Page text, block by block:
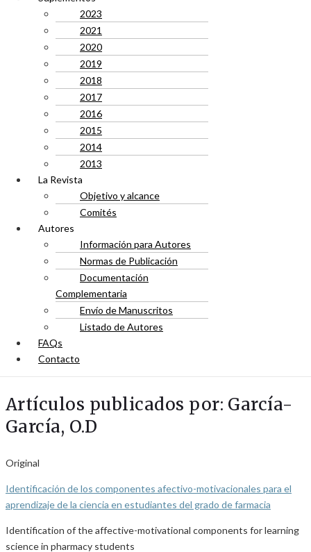
2023
2021
2020
2019
2018
2017
2016
2015
2014
2013
La Revista
Objetivo y alcance
Comités
Autores
Información para Autores
Normas de Publicación
Documentación
Complementaria
Envío de Manuscritos
Listado de Autores
FAQs
Contacto
Artículos publicados por: García-
García, O.D
Original
Identificación de los componentes afectivo-motivacionales para el
aprendizaje de la ciencia en estudiantes del grado de farmacia
Identification of the affective-motivational components for learning
science in pharmacy students